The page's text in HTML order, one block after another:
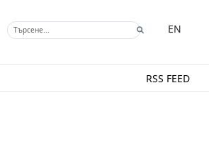
EN
RSS FEED